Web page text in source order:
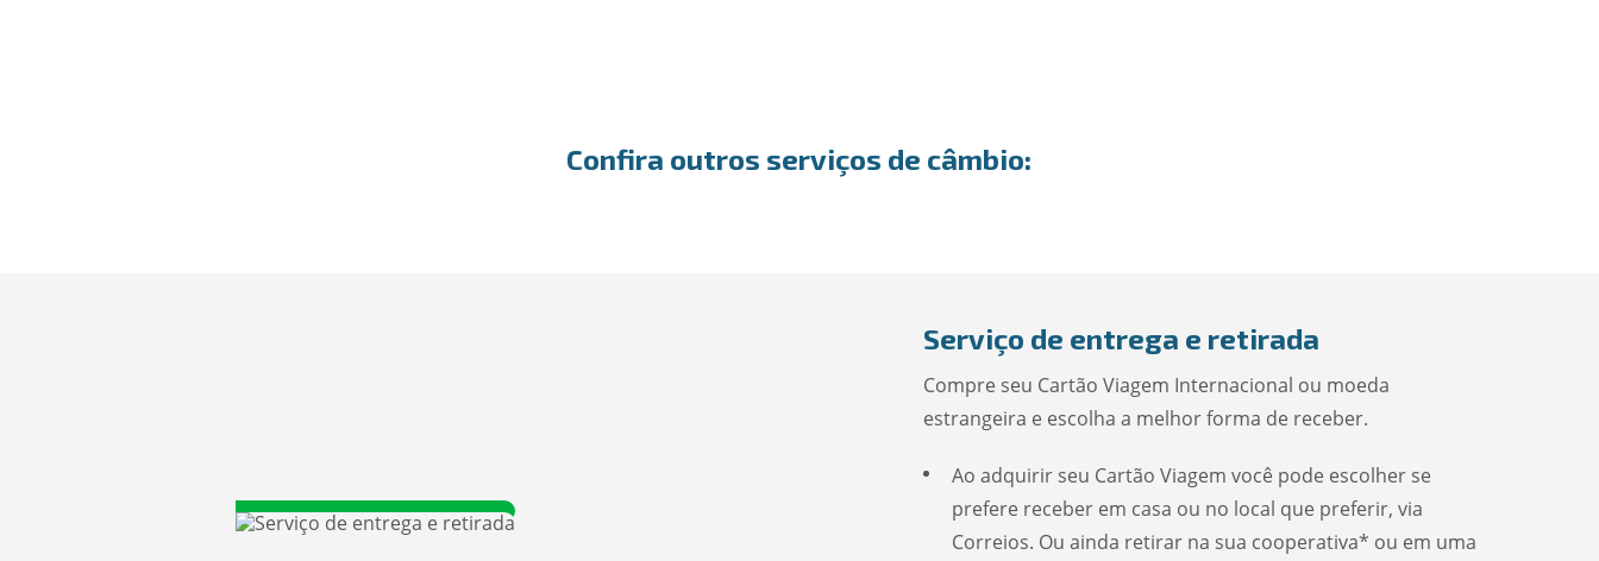
Confira outros serviços de câmbio:
Serviço de entrega e retirada
Compre seu Cartão Viagem Internacional ou moeda
estrangeira e escolha a melhor forma de receber.
Ao adquirir seu Cartão Viagem você pode escolher se
prefere receber em casa ou no local que preferir, via
Correios. Ou ainda retirar na sua cooperativa* ou em uma